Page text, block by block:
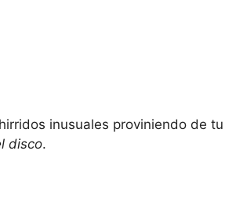
inusuales proviniendo de tu
disco.